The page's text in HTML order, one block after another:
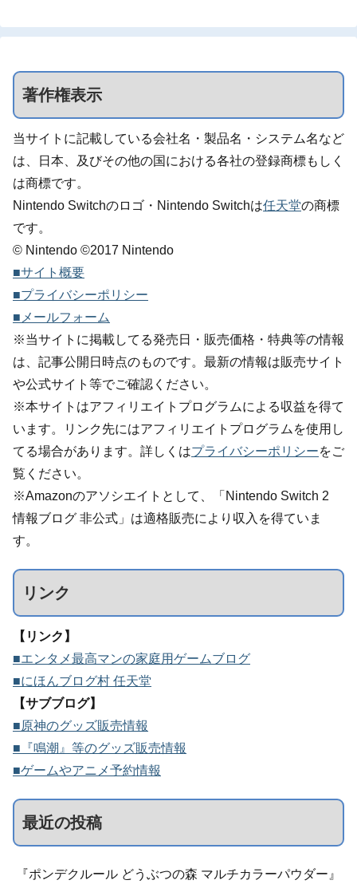
著作権表示
当サイトに記載している会社名・製品名・システム名など
は、日本、及びその他の国における各社の登録商標もしく
は商標です。
Nintendo Switchのロゴ・Nintendo Switchは任天堂の商標
です。
© Nintendo ©2017 Nintendo
■サイト概要
■プライバシーポリシー
■メールフォーム
※当サイトに掲載してる発売日・販売価格・特典等の情報
は、記事公開日時点のものです。最新の情報は販売サイト
や公式サイト等でご確認ください。
※本サイトはアフィリエイトプログラムによる収益を得て
います。リンク先にはアフィリエイトプログラムを使用し
てる場合があります。詳しくはプライバシーポリシーをご
覧ください。
※Amazonのアソシエイトとして、「Nintendo Switch 2
情報ブログ 非公式」は適格販売により収入を得ていま
す。
リンク
【リンク】
■エンタメ最高マンの家庭用ゲームブログ
■にほんブログ村 任天堂
【サブブログ】
■原神のグッズ販売情報
■『鳴潮』等のグッズ販売情報
■ゲームやアニメ予約情報
最近の投稿
『ポンデクルール どうぶつの森 マルチカラーパウダー』